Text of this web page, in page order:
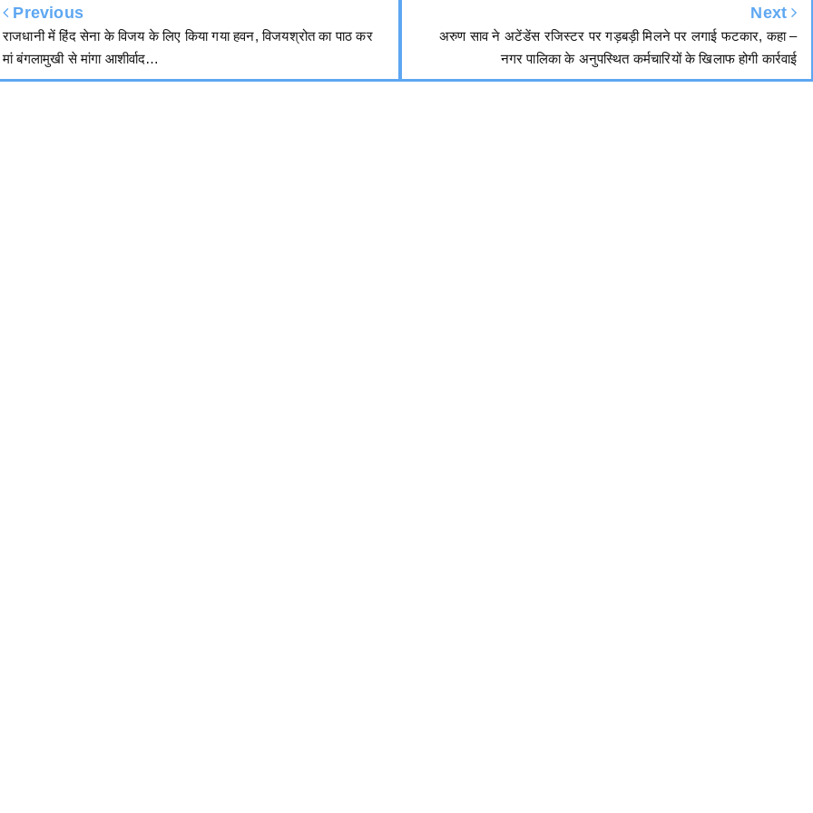
Previous
राजधानी में हिंद सेना के विजय के लिए किया गया हवन, विजयश्रोत का पाठ कर
मां बंगलामुखी से मांगा आशीर्वाद…
Next
अरुण साव ने अटेंडेंस रजिस्टर पर गड़बड़ी मिलने पर लगाई फटकार, कहा –
नगर पालिका के अनुपस्थित कर्मचारियों के खिलाफ होगी कार्रवाई